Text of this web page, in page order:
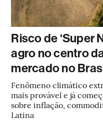
Risco de ‘Super
agro no centro
mercado no
Fenômeno climático
mais provável e já
sobre inflação,
Latina